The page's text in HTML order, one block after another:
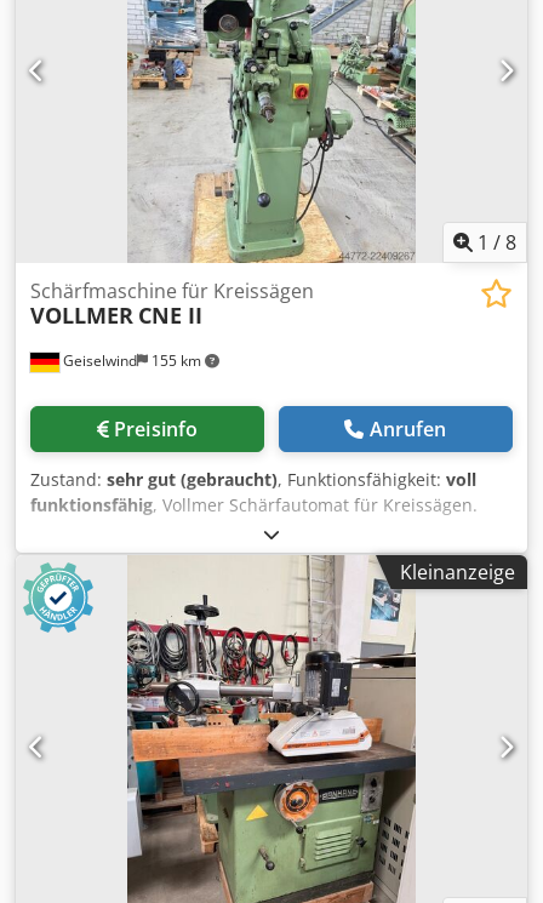
Csdpfx Aozavzveamsrf ANTRIEB PER LUFTKOMPRESSOR
Sägeblattdurchmesser 550 Maximale schnittlänge 200 mm
bei 90 Grad Angebot inkl Rollbahnen und Längenmessung
Stabler zum Verladen Vorhanden
1 /8
Geiselwind 155 km
Schärfmaschine für Kreissägen
VOLLMER CNE II
Preisinfo Anrufen
Zustand: sehr gut (gebraucht), Funktionsfähigkeit: voll
funktionsfähig, Vollmer Schärfautomat für Kreissägen.
Crjdpfx Aajzn Rbxomsf Blattdurchmesser bis 1250 mm. Mit
3 Umschaltbaren Vorschubgeschwindigkeiten 2
Umschaltbare Zahnformen, Schrift und Wolfszahn.
Absaugung.
Kleinanzeige